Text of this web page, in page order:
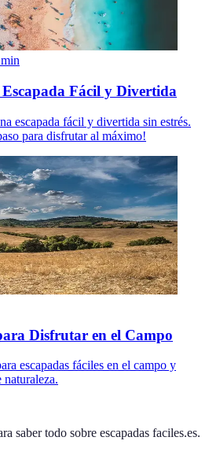
min
Fácil y Divertida
escapada fácil y divertida sin estrés.
para disfrutar al máximo!
Disfrutar en el Campo
escapadas fáciles en el campo y
naturaleza.
saber todo sobre escapadas faciles.es.